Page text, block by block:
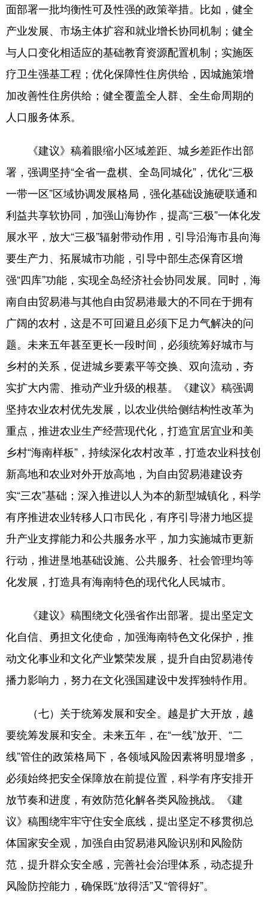
面部署一批均衡性可及性强的政策举措。比如，健全
产业发展、市场主体扩容和就业增长协同机制；健全
与人口变化相适应的基础教育资源配置机制；实施医
疗卫生强基工程；优化保障性住房供给，因城施策增
加改善性住房供给；健全覆盖全人群、全生命周期的
人口服务体系。
《建议》稿着眼缩小区域差距、城乡差距作出部
署，强调坚持“全省一盘棋、全岛同城化”，优化“三极
一带一区”区域协调发展格局，强化基础设施硬联通和
利益共享软协同，加强山海协作，提高“三极”一体化发
展水平，放大“三极”辐射带动作用，引导沿海市县向海
要生产力、拓展城市功能，引导中部生态保育区增
强“四库”功能，实现全岛经济社会协同发展。同时，海
南自由贸易港与其他自由贸易港最大的不同在于拥有
广阔的农村，这是不可回避且必须下足力气解决的问
题。未来五年甚至更长一段时间，必须统筹好城市与
乡村的关系，促进城乡要素平等交换、双向流动，夯
实扩大内需、推动产业升级的根基。《建议》稿强调
坚持农业农村优先发展，以农业供给侧结构性改革为
重点，推进农业生产经营现代化，打造宜居宜业和美
乡村“海南样板”，持续深化农村改革，打造农业科技创
新高地和农业对外开放高地，为自由贸易港建设夯
实“三农”基础；深入推进以人为本的新型城镇化，科学
有序推进农业转移人口市民化，有序引导潜力地区提
升产业支撑能力和公共服务水平，加力实施城市更新
行动，推进垦地基础设施、公共服务、社会管理均等
化发展，打造具有海南特色的现代化人民城市。
《建议》稿围绕文化强省作出部署。提出坚定文
化自信、勇担文化使命，加强海南特色文化保护，推
动文化事业和文化产业繁荣发展，提升自由贸易港传
播力影响力，努力在文化强国建设中发挥独特作用。
（七）关于统筹发展和安全。越是扩大开放，越
要统筹发展和安全。未来五年，在“一线”放开、“二
线”管住的政策格局下，各领域风险因素将明显增多，
必须始终把安全保障放在前提位置，科学有序安排开
放节奏和进度，有效防范化解各类风险挑战。《建
议》稿围绕牢牢守住安全底线，提出坚定不移贯彻总
体国家安全观，加强自由贸易港风险识别和风险防
范，提升群众安全感，完善社会治理体系，动态提升
风险防控能力，确保既“放得活”又“管得好”。